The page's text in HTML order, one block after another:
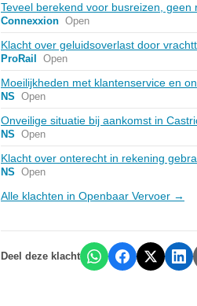
Teveel berekend voor busreizen, geen
Connexxion Open
Klacht over geluidsoverlast door
ProRail Open
Moeilijkheden met klantenservice en
NS Open
Onveilige situatie bij aankomst in
NS Open
Klacht over onterecht in rekening
NS Open
Alle klachten in Openbaar Vervoer →
Deel deze klacht